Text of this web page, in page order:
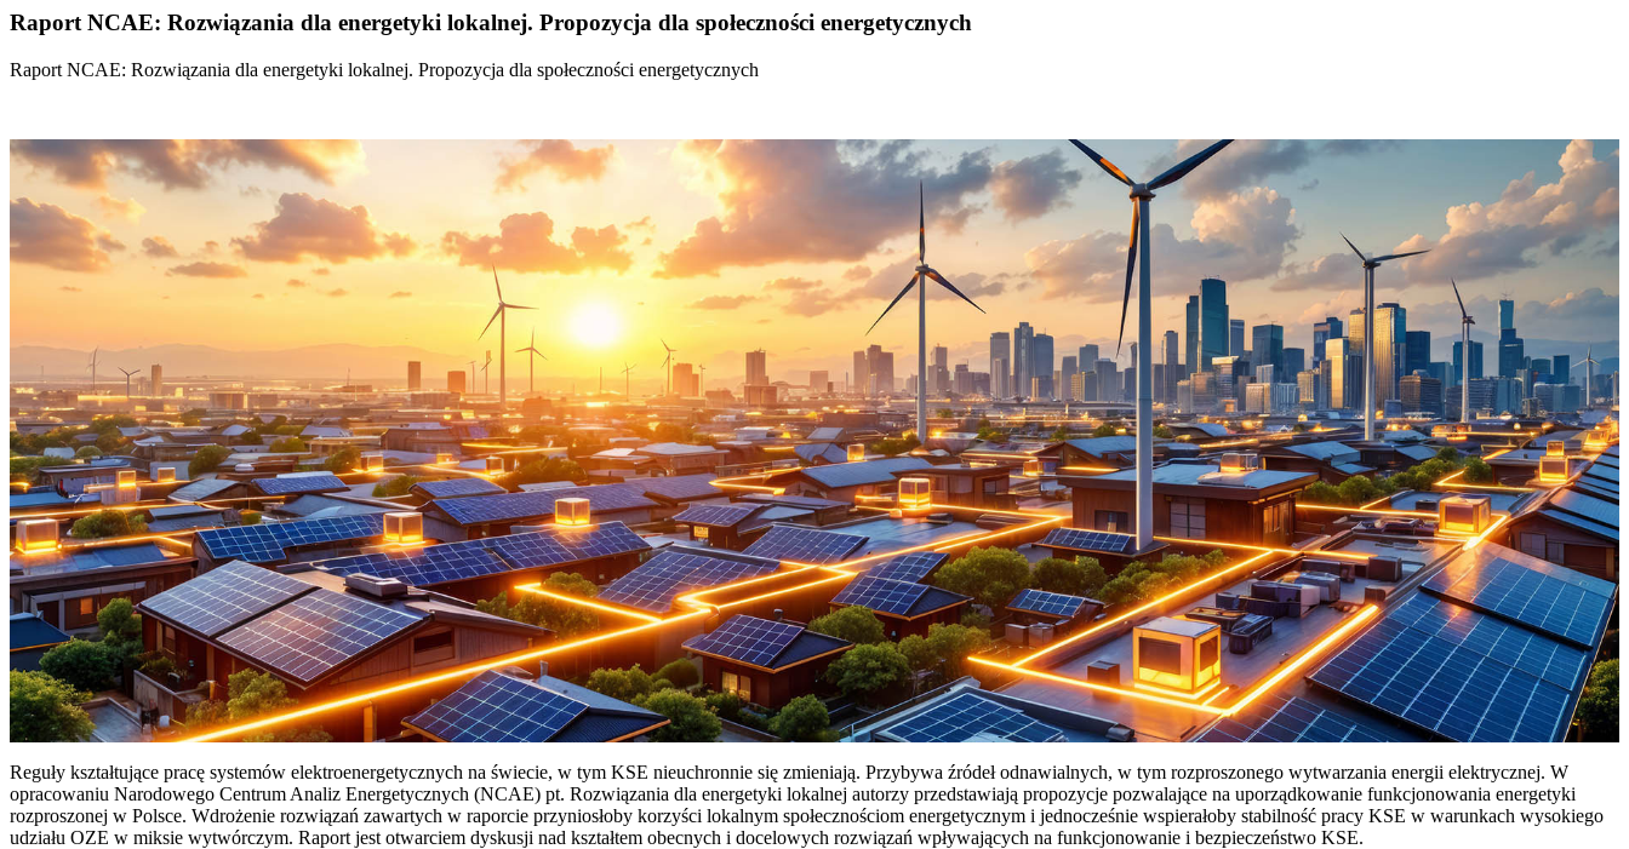
Raport NCAE: Rozwiązania dla energetyki lokalnej. Propozycja dla społeczności energetycznych
Raport NCAE: Rozwiązania dla energetyki lokalnej. Propozycja dla społeczności energetycznych
Reguły kształtujące pracę systemów elektroenergetycznych na świecie, w tym KSE nieuchronnie się zmieniają. Przybywa źródeł odnawialnych, w tym rozproszonego wytwarzania energii elektrycznej. W
opracowaniu Narodowego Centrum Analiz Energetycznych (NCAE) pt. Rozwiązania dla energetyki lokalnej autorzy przedstawiają propozycje pozwalające na uporządkowanie funkcjonowania energetyki
rozproszonej w Polsce. Wdrożenie rozwiązań zawartych w raporcie przyniosłoby korzyści lokalnym społecznościom energetycznym i jednocześnie wspierałoby stabilność pracy KSE w warunkach wysokiego
udziału OZE w miksie wytwórczym. Raport jest otwarciem dyskusji nad kształtem obecnych i docelowych rozwiązań wpływających na funkcjonowanie i bezpieczeństwo KSE.